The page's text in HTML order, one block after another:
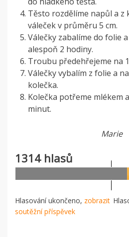
Těsto rozdělíme napůl a z
váleček v průměru 5 cm.
Válečky zabalíme do folie
alespoň 2 hodiny.
Troubu předehřejeme na
Válečky vybalím z folie a
kolečka.
Kolečka potřeme mlékem
minut.
Marie
1314 hlasů
Hlasování ukončeno, zobrazit
soutěžní příspěvek